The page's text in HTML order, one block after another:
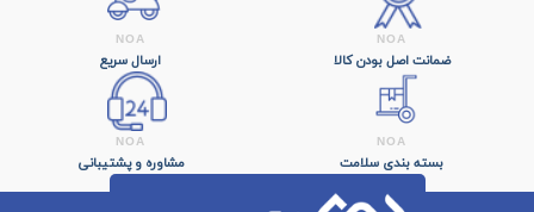
ضمانت اصل بودن کالا ارسال سریع
بسته بندی سلامت مشاوره و پشتیبانی